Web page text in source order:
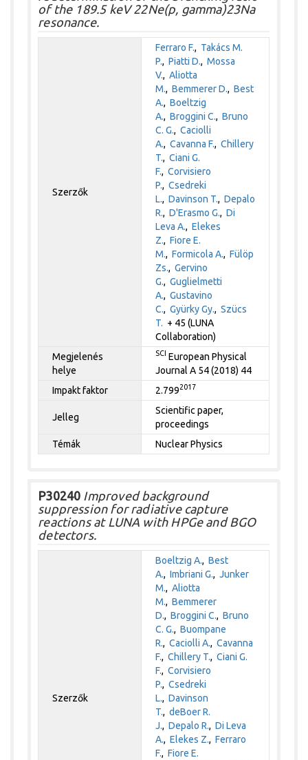
of the 189.5 keV 22Ne(p, gamma)23Na
resonance.
Szerzők
Ferraro F., Takács M.
P.,Piatti D.,Mossa
V.,Aliotta
M.,Bemmerer D.,Best
A.,Boeltzig
A.,Broggini C.,Bruno
C. G.,Caciolli
A.,Cavanna F.,Chillery
T.,Ciani G.
F.,Corvisiero
P.,Csedreki
L.,Davinson T.,Depalo
R.,D'Erasmo G.,Di
Leva A.,Elekes
Z.,Fiore E.
M.,Formicola A.,Fülöp
Zs.,Gervino
G.,Guglielmetti
A.,Gustavino
C.,Gyürky Gy.,Szücs
T. + 45 (LUNA
Collaboration)
Megjelenés
helye
SCI European Physical
Journal A 54 (2018) 44
Impakt faktor
2.7992017
Jelleg
Scientific paper,
proceedings
Témák
Nuclear Physics
P30240 Improved background
suppression for radiative capture
reactions at LUNA with HPGe and BGO
detectors.
Szerzők
Boeltzig A.,Best
A.,Imbriani G.,Junker
M.,Aliotta
M.,Bemmerer
D.,Broggini C.,Bruno
C. G.,Buompane
R.,Caciolli A.,Cavanna
F.,Chillery T.,Ciani G.
F.,Corvisiero
P.,Csedreki
L.,Davinson
T.,deBoer R.
J.,Depalo R.,Di Leva
A.,Elekes Z.,Ferraro
F.,Fiore E.